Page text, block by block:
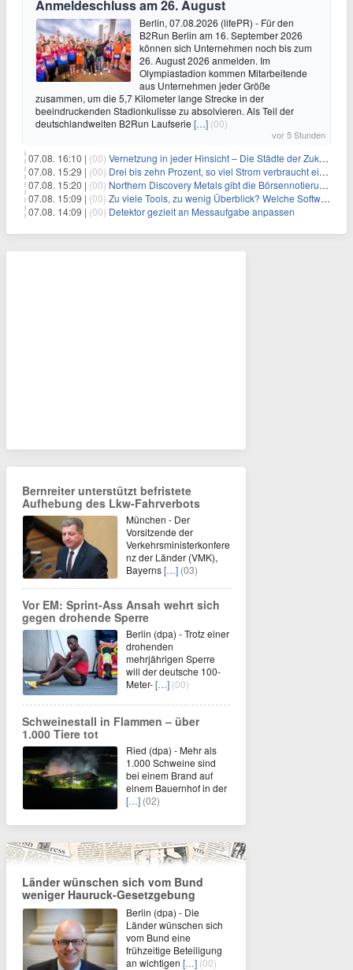
Anmeldeschluss am 26. August
Berlin, 07.08.2026 (lifePR) - Für den
B2Run Berlin am 16. September 2026
können sich Unternehmen noch bis zum
26. August 2026 anmelden. Im
Olympiastadion kommen Mitarbeitende
aus Unternehmen jeder Größe
zusammen, um die 5,7 Kilometer lange Strecke in der
beeindruckenden Stadionkulisse zu absolvieren. Als Teil der
deutschlandweiten B2Run Laufserie […] (00)
vor 5 Stunden
07.08. 16:10 | (00) Vernetzung in jeder Hinsicht – Die Städte der Zukunft sind grün-blau
07.08. 15:29 | (00) Drei bis zehn Prozent, so viel Strom verbraucht ein Aufzug im Gebäude
07.08. 15:20 | (00) Northern Discovery Metals gibt die Börsennotierung an der Frankfurter Wertpapierbörse bekannt
07.08. 15:09 | (00) Zu viele Tools, zu wenig Überblick? Welche Software IT-Dienstleister wirklich brauchen
07.08. 14:09 | (00) Detektor gezielt an Messaufgabe anpassen
Bernreiter unterstützt befristete
Aufhebung des Lkw-Fahrverbots
München - Der
Vorsitzende der
Verkehrsministerkonfere
nz der Länder (VMK),
Bayerns[…] (03)
Vor EM: Sprint-Ass Ansah wehrt sich
gegen drohende Sperre
Berlin (dpa) - Trotz einer
drohenden
mehrjährigen Sperre
will der deutsche 100-
Meter-[…] (00)
Schweinestall in Flammen – über
1.000 Tiere tot
Ried (dpa) - Mehr als
1.000 Schweine sind
bei einem Brand auf
einem Bauernhof in der
[…] (02)
Länder wünschen sich vom Bund
weniger Hauruck-Gesetzgebung
Berlin (dpa) - Die
Länder wünschen sich
vom Bund eine
frühzeitige Beteiligung
an wichtigen […] (00)